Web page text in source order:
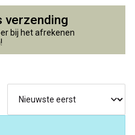
verzending
bij het afrekenen